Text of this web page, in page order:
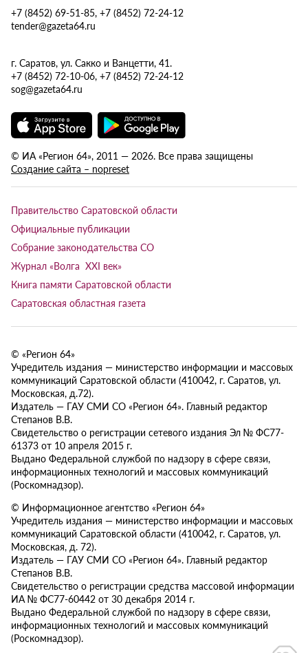
+7 (8452) 69-51-85, +7 (8452) 72-24-12
tender@gazeta64.ru
г. Саратов, ул. Сакко и Ванцетти, 41.
+7 (8452) 72-10-06, +7 (8452) 72-24-12
sog@gazeta64.ru
© ИА «Регион 64», 2011 — 2026. Все права защищены
Создание сайта – nopreset
Правительство Саратовской области
Официальные публикации
Собрание законодательства СО
Журнал «Волга XXI век»
Книга памяти Саратовской области
Саратовская областная газета
© «Регион 64»
Учредитель издания — министерство информации и массовых
коммуникаций Саратовской области (410042, г. Саратов, ул.
Московская, д.72).
Издатель — ГАУ СМИ СО «Регион 64». Главный редактор
Степанов В.В.
Свидетельство о регистрации сетевого издания Эл № ФС77-
61373 от 10 апреля 2015 г.
Выдано Федеральной службой по надзору в сфере связи,
информационных технологий и массовых коммуникаций
(Роскомнадзор).
© Информационное агентство «Регион 64»
Учредитель издания — министерство информации и массовых
коммуникаций Саратовской области (410042, г. Саратов, ул.
Московская, д. 72).
Издатель — ГАУ СМИ СО «Регион 64». Главный редактор
Степанов В.В.
Свидетельство о регистрации средства массовой информации
ИА № ФС77-60442 от 30 декабря 2014 г.
Выдано Федеральной службой по надзору в сфере связи,
информационных технологий и массовых коммуникаций
(Роскомнадзор).